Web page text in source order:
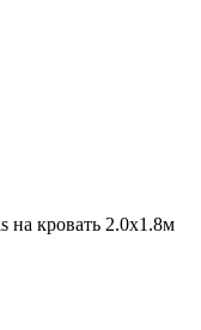
на кровать 2.0х1.8м